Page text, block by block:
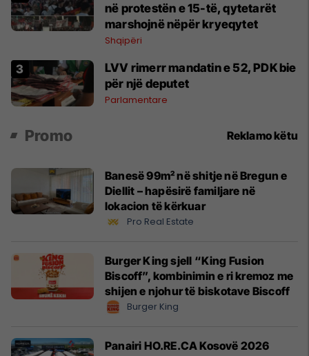
në protestën e 15-të, qytetarët
marshojnë nëpër kryeqytet
Shqipëri
LVV rimerr mandatin e 52, PDK bie
për një deputet
Parlamentare
Promo Reklamo këtu
Banesë 99m² në shitje në Bregun e
Diellit – hapësirë familjare në
lokacion të kërkuar
Pro Real Estate
Burger King sjell “King Fusion
Biscoff”, kombinimin e ri kremoz me
shijen e njohur të biskotave Biscoff
Burger King
Panairi HO.RE.CA Kosovë 2026